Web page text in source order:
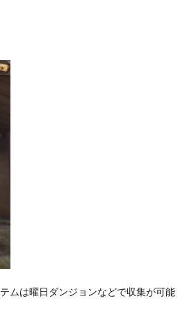
ムは曜日ダンジョンなどで収集が可能